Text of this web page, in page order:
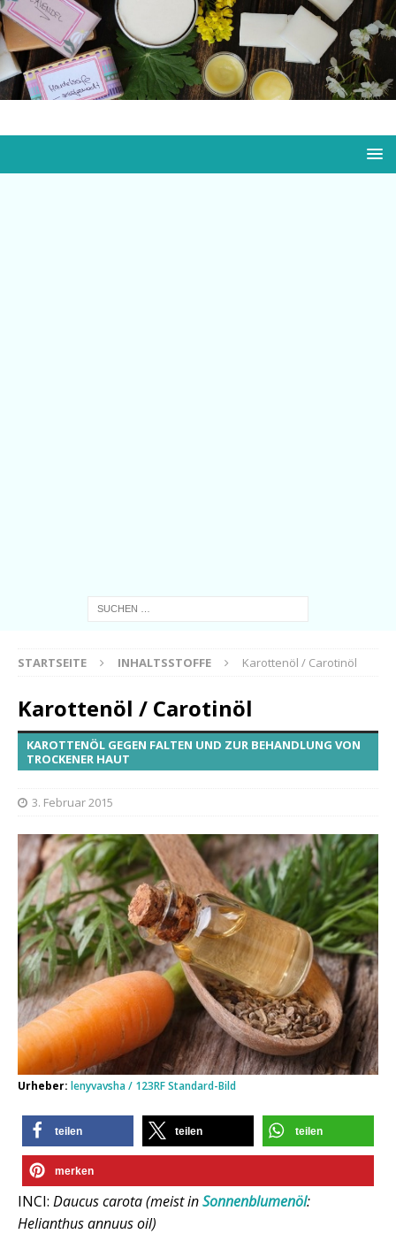
STARTSEITE INHALTSSTOFFE Karottenöl / Carotinöl
Karottenöl / Carotinöl
KAROTTENÖL GEGEN FALTEN UND ZUR BEHANDLUNG VON
TROCKENER HAUT
3. Februar 2015
Urheber: lenyvavsha / 123RF Standard-Bild
teilen teilen teilen
merken
INCI: Daucus carota (meist inSonnenblumenöl:
Helianthus annuus oil)